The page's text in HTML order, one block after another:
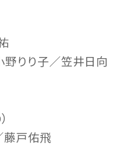
野りり子／笠井日向
藤戸佑飛